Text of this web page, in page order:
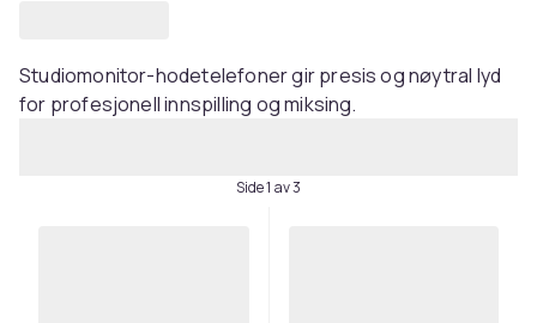
Studiomonitor-hodetelefoner gir presis og nøytral lyd
for profesjonell innspilling og miksing.
Side 1 av 3